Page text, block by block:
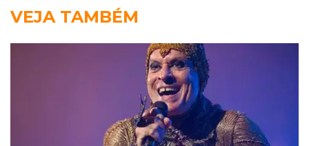
VEJA TAMBÉM